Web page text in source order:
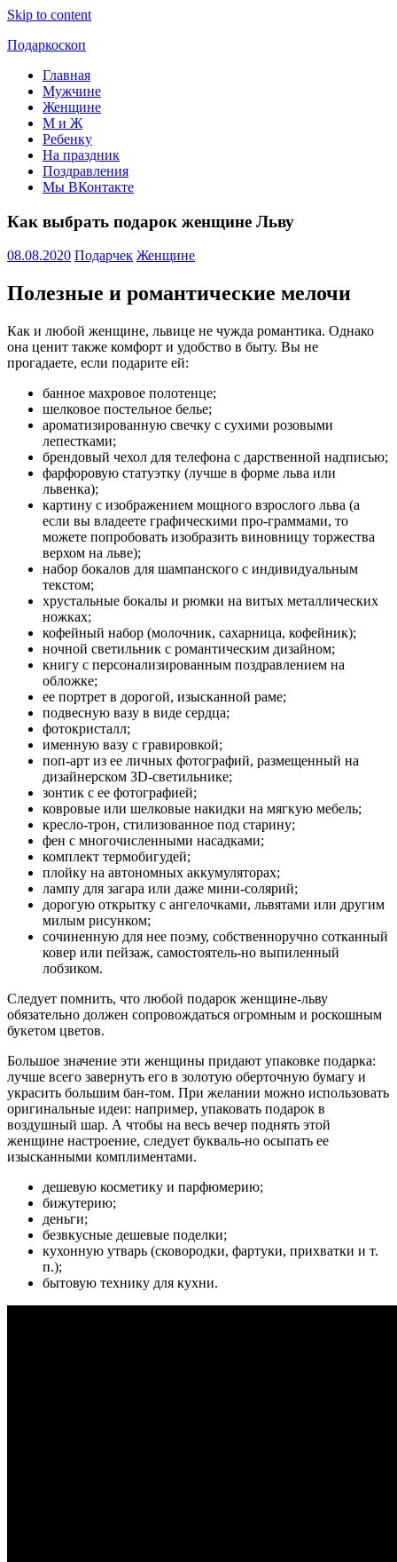
Skip to content
Подаркоскоп
Поможем
выбрать
подарить
Главная
Мужчине
Женщине
М и Ж
Ребенку
На праздник
Поздравления
Мы ВКонтакте
Как выбрать подарок женщине Льву
08.08.2020 Подарчек Женщине
Полезные и романтические мелочи
Как и любой женщине, львице не чужда романтика. Однако
она ценит также комфорт и удобство в быту. Вы не
прогадаете, если подарите ей:
банное махровое полотенце;
шелковое постельное белье;
ароматизированную свечку с сухими розовыми
лепестками;
брендовый чехол для телефона с дарственной надписью;
фарфоровую статуэтку (лучше в форме льва или
львенка);
картину с изображением мощного взрослого льва (а
если вы владеете графическими про-граммами, то
можете попробовать изобразить виновницу торжества
верхом на льве);
набор бокалов для шампанского с индивидуальным
текстом;
хрустальные бокалы и рюмки на витых металлических
ножках;
кофейный набор (молочник, сахарница, кофейник);
ночной светильник с романтическим дизайном;
книгу с персонализированным поздравлением на
обложке;
ее портрет в дорогой, изысканной раме;
подвесную вазу в виде сердца;
фотокристалл;
именную вазу с гравировкой;
поп-арт из ее личных фотографий, размещенный на
дизайнерском 3D-светильнике;
зонтик с ее фотографией;
ковровые или шелковые накидки на мягкую мебель;
кресло-трон, стилизованное под старину;
фен с многочисленными насадками;
комплект термобигудей;
плойку на автономных аккумуляторах;
лампу для загара или даже мини-солярий;
дорогую открытку с ангелочками, львятами или другим
милым рисунком;
сочиненную для нее поэму, собственноручно сотканный
ковер или пейзаж, самостоятель-но выпиленный
лобзиком.
Следует помнить, что любой подарок женщине-льву
обязательно должен сопровождаться огромным и роскошным
букетом цветов.
Большое значение эти женщины придают упаковке подарка:
лучше всего завернуть его в золотую оберточную бумагу и
украсить большим бан-том. При желании можно использовать
оригинальные идеи: например, упаковать подарок в
воздушный шар. А чтобы на весь вечер поднять этой
женщине настроение, следует букваль-но осыпать ее
изысканными комплиментами.
дешевую косметику и парфюмерию;
бижутерию;
деньги;
безвкусные дешевые поделки;
кухонную утварь (сковородки, фартуки, прихватки и т.
п.);
бытовую технику для кухни.